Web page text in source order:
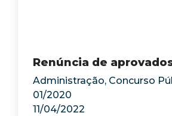
Renúncia de
Administração, Concurso
01/2020
11/04/2022